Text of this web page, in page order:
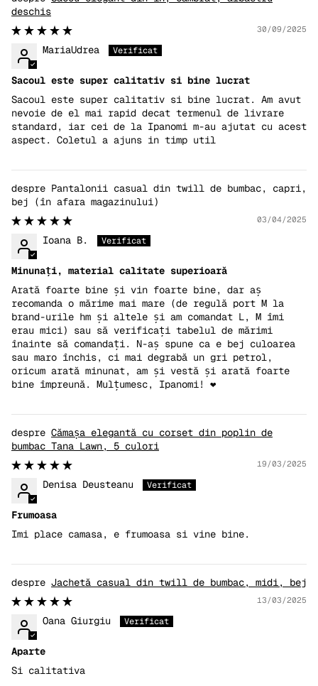
deschis
30/09/2025
MariaUdrea
Sacoul este super calitativ si bine lucrat
Sacoul este super calitativ si bine lucrat. Am avut
nevoie de el mai rapid decat termenul de livrare
standard, iar cei de la Ipanomi m-au ajutat cu acest
aspect. Coletul a ajuns in timp util
Pantalonii casual din twill de bumbac, capri,
bej
03/04/2025
Ioana B.
Minunați, material calitate superioară
Arată foarte bine și vin foarte bine, dar aș
recomanda o mărime mai mare (de regulă port M la
brand-urile hm și altele și am comandat L, M îmi
erau mici) sau să verificați tabelul de mărimi
înainte să comandați. N-aș spune ca e bej culoarea
sau maro închis, ci mai degrabă un gri petrol,
oricum arată minunat, am și vestă și arată foarte
bine împreună. Mulțumesc, Ipanomi! ❤️
Cămașa elegantă cu corset din poplin de
bumbac Tana Lawn, 5 culori
19/03/2025
Denisa Deusteanu
Frumoasa
Imi place camasa, e frumoasa si vine bine.
Jachetă casual din twill de bumbac, midi, bej
13/03/2025
Oana Giurgiu
Aparte
Si calitativa